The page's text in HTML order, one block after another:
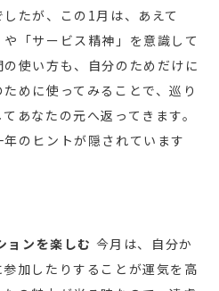
たが、この1月は、あえて
や「サービス精神」を意識して
使い方も、自分のためだけに
めに使ってみることで、巡り
あなたの元へ返ってきます。
のヒントが隠されています
ョンを楽しむ 今月は、自分か
加したりすることが運気を高